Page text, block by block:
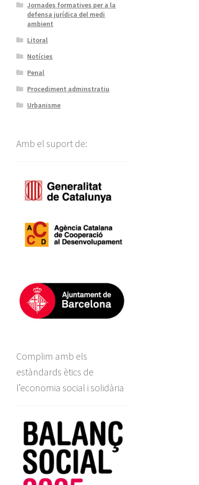
Jornades formatives per a la
defensa jurídica del medi
ambient
Litoral
Notícies
Penal
Procediment adminstratiu
Urbanisme
Amb el suport de:
Complim amb els
estàndards ètics de
l’economia social i solidària